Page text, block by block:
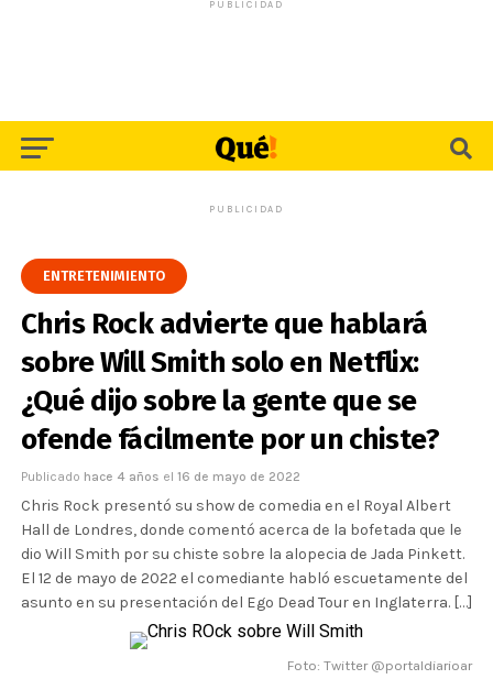
PUBLICIDAD
PUBLICIDAD
ENTRETENIMIENTO
Chris Rock advierte que hablará
sobre Will Smith solo en Netflix:
¿Qué dijo sobre la gente que se
ofende fácilmente por un chiste?
Publicado hace 4 años el 16 de mayo de 2022
Chris Rock presentó su show de comedia en el Royal Albert
Hall de Londres, donde comentó acerca de la bofetada que le
dio Will Smith por su chiste sobre la alopecia de Jada Pinkett.
El 12 de mayo de 2022 el comediante habló escuetamente del
asunto en su presentación del Ego Dead Tour en Inglaterra. […]
Foto: Twitter @portaldiarioar